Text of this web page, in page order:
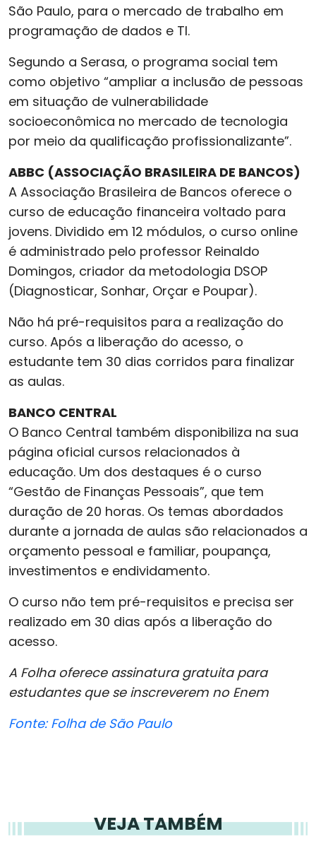
São Paulo, para o mercado de trabalho em
programação de dados e TI.
Segundo a Serasa, o programa social tem
como objetivo “ampliar a inclusão de pessoas
em situação de vulnerabilidade
socioeconômica no mercado de tecnologia
por meio da qualificação profissionalizante”.
ABBC (ASSOCIAÇÃO BRASILEIRA DE BANCOS)
A Associação Brasileira de Bancos oferece o
curso de educação financeira voltado para
jovens. Dividido em 12 módulos, o curso online
é administrado pelo professor Reinaldo
Domingos, criador da metodologia DSOP
(Diagnosticar, Sonhar, Orçar e Poupar).
Não há pré-requisitos para a realização do
curso. Após a liberação do acesso, o
estudante tem 30 dias corridos para finalizar
as aulas.
BANCO CENTRAL
O Banco Central também disponibiliza na sua
página oficial cursos relacionados à
educação. Um dos destaques é o curso
“Gestão de Finanças Pessoais”, que tem
duração de 20 horas. Os temas abordados
durante a jornada de aulas são relacionados a
orçamento pessoal e familiar, poupança,
investimentos e endividamento.
O curso não tem pré-requisitos e precisa ser
realizado em 30 dias após a liberação do
acesso.
A Folha oferece assinatura gratuita para
estudantes que se inscreverem no Enem
Fonte: Folha de São Paulo
VEJA TAMBÉM